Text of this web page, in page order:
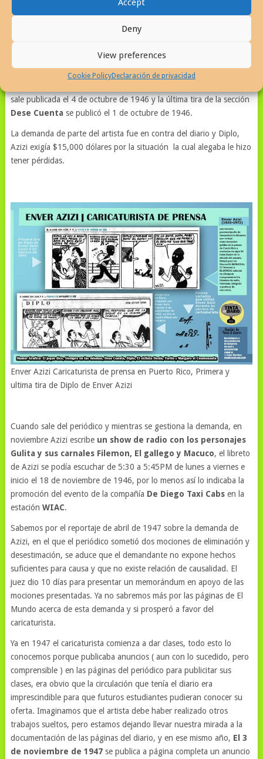
Deny
View preferences
Cookie PolicyDeclaración de privacidad
cuenta y No hay quien Pueda
La última tira de Diplo dibujada por Azizi
miércoles 6 de septiembre de 1946, la tira continuó publicándose
bajo la firma de un nuevo artista con la firma deJoaquín
sale publicada el 4 de octubre de 1946 y la última tira de la sección
Dese Cuenta se publicó el 1 de octubre de 1946.
La demanda de parte del artista fue en contra del diario y Diplo,
Azizi exigía $15,000 dólares por la situación la cual alegaba le hizo
tener pérdidas.
Enver Azizi Caricaturista de prensa en Puerto Rico, Primera y
ultima tira de Diplo de Enver Azizi
Cuando sale del periódico y mientras se gestiona la demanda, en
noviembre Azizi escribe un show de radio con los personajes
Gulita y sus carnales Filemon, El gallego y Macuco, el libreto
de Azizi se podía escuchar de 5:30 a 5:45PM de lunes a viernes e
inicio el 18 de noviembre de 1946, por lo menos así lo indicaba la
promoción del evento de la compañía De Diego Taxi Cabsen la
estación WIAC.
Sabemos por el reportaje de abril de 1947 sobre la demanda de
Azizi, en el que el periódico sometió dos mociones de eliminación y
desestimación, se aduce que el demandante no expone hechos
suficientes para causa y que no existe relación de causalidad. El
juez dio 10 días para presentar un memorándum en apoyo de las
mociones presentadas. Ya no sabremos más por las páginas de El
Mundo acerca de esta demanda y si prosperó a favor del
caricaturista.
Ya en 1947 el caricaturista comienza a dar clases, todo esto lo
conocemos porque publicaba anuncios ( aun con lo sucedido, pero
comprensible ) en las páginas del periódico para publicitar sus
clases, era obvio que la circulación que tenía el diario era
imprescindible para que futuros estudiantes pudieran conocer su
oferta. Imaginamos que el artista debe haber realizado otros
trabajos sueltos, pero estamos dejando llevar nuestra mirada a la
documentación de las páginas del diario, y en ese mismo año, El 3
de noviembre de 1947se publica a página completa un anuncio